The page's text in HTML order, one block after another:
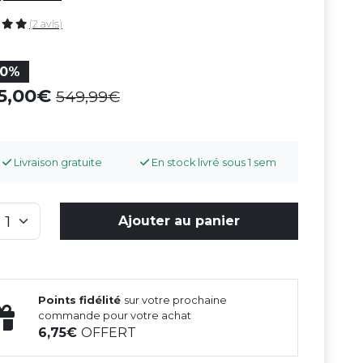
(2 avis)
549,99
Livraison gratuite En stock livré sous 1 sem
Ajouter au panier
Points fidélité sur votre prochaine
commande pour votre achat
6,75OFFERT